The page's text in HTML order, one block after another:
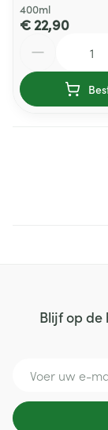
400ml
€ 22,90
Blijf op de